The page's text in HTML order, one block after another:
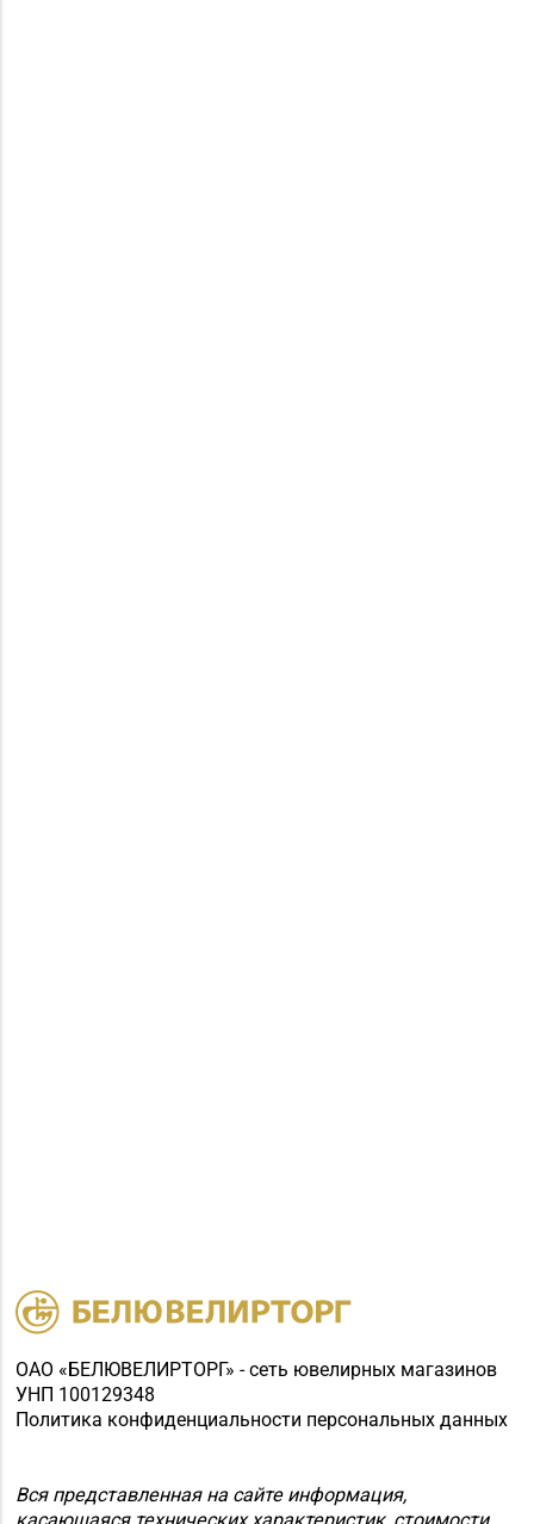
ОАО «БЕЛЮВЕЛИРТОРГ» - сеть ювелирных магазинов
УНП 100129348
Политика конфиденциальности персональных данных
Вся представленная на сайте информация,